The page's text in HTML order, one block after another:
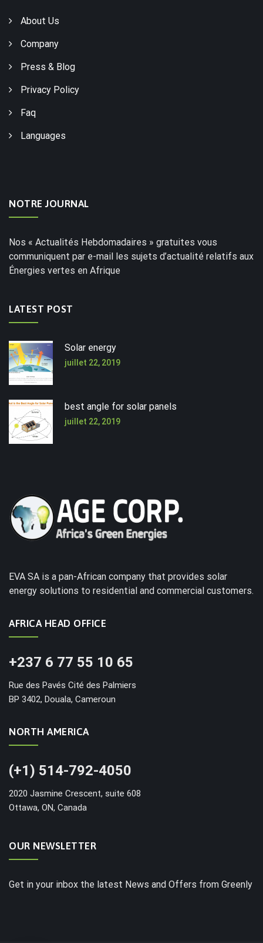
About Us
Company
Press & Blog
Privacy Policy
Faq
Languages
NOTRE JOURNAL
Nos « Actualités Hebdomadaires » gratuites vous
communiquent par e-mail les sujets d’actualité relatifs aux
Énergies vertes en Afrique
LATEST POST
Solar energy
juillet 22, 2019
best angle for solar panels
juillet 22, 2019
EVA SA is a pan-African company that provides solar
energy solutions to residential and commercial customers.
AFRICA HEAD OFFICE
+237 6 77 55 10 65
Rue des Pavés Cité des Palmiers
BP 3402, Douala, Cameroun
NORTH AMERICA
(+1) 514-792-4050
2020 Jasmine Crescent, suite 608
Ottawa, ON, Canada
OUR NEWSLETTER
Get in your inbox the latest News and Offers from Greenly